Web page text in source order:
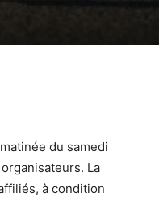
du samedi
La
à condition